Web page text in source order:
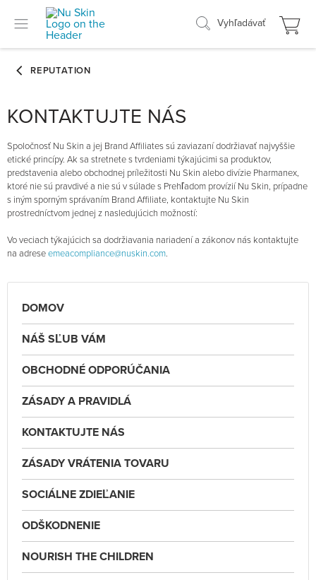
Vyhľadávať
KONTAKTUJTE NÁS
Spoločnosť Nu Skin a jej Brand Affiliates sú zaviazaní dodržiavať najvyššie
etické princípy. Ak sa stretnete s tvrdeniami týkajúcimi sa produktov,
predstavenia alebo obchodnej príležitosti Nu Skin alebo divízie Pharmanex,
ktoré nie sú pravdivé a nie sú v súlade s Prehľadom provízií Nu Skin, prípadne
s iným sporným správaním Brand Affiliate, kontaktujte Nu Skin
prostredníctvom jednej z nasledujúcich možností:
Vo veciach týkajúcich sa dodržiavania nariadení a zákonov nás kontaktujte
na adreseemeacompliance@nuskin.com.
DOMOV
NÁŠ SĽUB VÁM
OBCHODNÉ ODPORÚČANIA
ZÁSADY A PRAVIDLÁ
KONTAKTUJTE NÁS
ZÁSADY VRÁTENIA TOVARU
SOCIÁLNE ZDIEĽANIE
ODŠKODNENIE
NOURISH THE CHILDREN